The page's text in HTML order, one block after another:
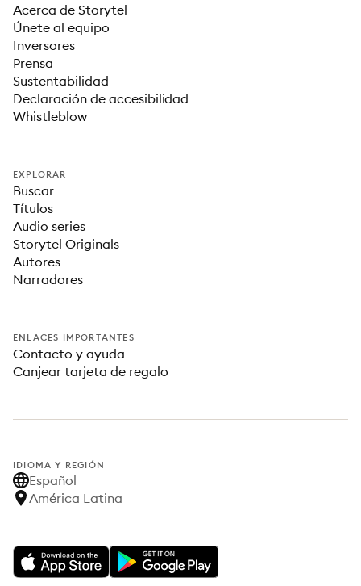
Acerca de Storytel
Únete al equipo
Inversores
Prensa
Sustentabilidad
Declaración de accesibilidad
Whistleblow
EXPLORAR
Buscar
Títulos
Audio series
Storytel Originals
Autores
Narradores
ENLACES IMPORTANTES
Contacto y ayuda
Canjear tarjeta de regalo
IDIOMA Y REGIÓN
Español
América Latina